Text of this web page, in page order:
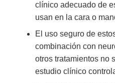
clínico adecuado de
usan en la cara o
El uso seguro de
combinación con
otros tratamientos no
estudio clínico